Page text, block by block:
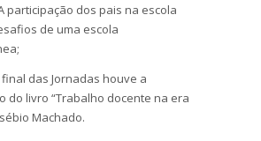
participação dos pais na escola
de uma escola
das Jornadas houve a
do livro “Trabalho docente na era
Machado.